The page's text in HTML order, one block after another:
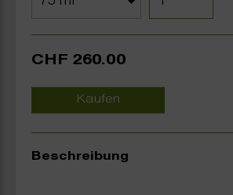
CHF 260.00
Kaufen
Beschreibung